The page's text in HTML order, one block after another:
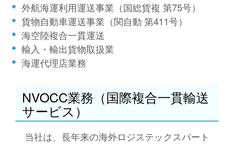
外航海運利用運送事業（国総貨複 第75号）
貨物自動車運送事業（関自動 第411号）
海空陸複合一貫運送
輸入・輸出貨物取扱業
海運代理店業務
NVOCC業務（国際複合一貫輸送
サービス）
当社は、長年来の海外ロジステックスパート